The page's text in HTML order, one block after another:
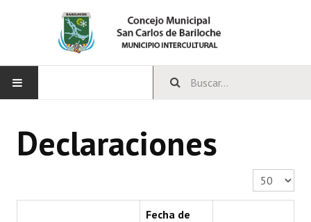
CONCEJO
Declaraciones
Cantidad a
Fecha de